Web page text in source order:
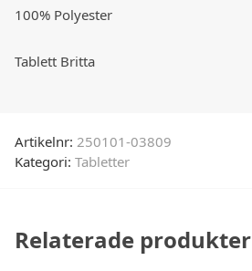
100% Polyester
Tablett Britta
Artikelnr: 250101-03809
Kategori: Tabletter
Relaterade produkter